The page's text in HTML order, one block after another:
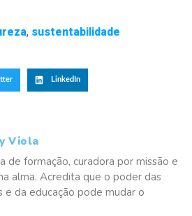
, sustentabilidade
LinkedIn
Viola
de formação, curadora por missão e
alma. Acredita que o poder das
e da educação pode mudar o